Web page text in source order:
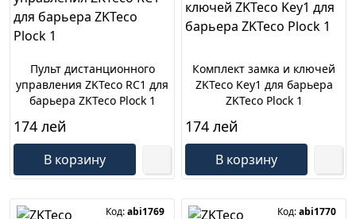
Пульт дистанционного
управления ZKTeco RC1 для
барьера ZKTeco Plock 1
174 лей
В корзину
Комплект замка и ключей
ZKTeco Key1 для барьера
ZKTeco Plock 1
174 лей
В корзину
Код:abi1769 Код:abi1770